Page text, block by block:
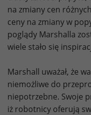
na zmiany cen
ceny na zmiany w
poglądy Marshalla
wiele stało się
Marshall uważał, że
niemożliwe do
niepotrzebne. Swoje
iż robotnicy oferują